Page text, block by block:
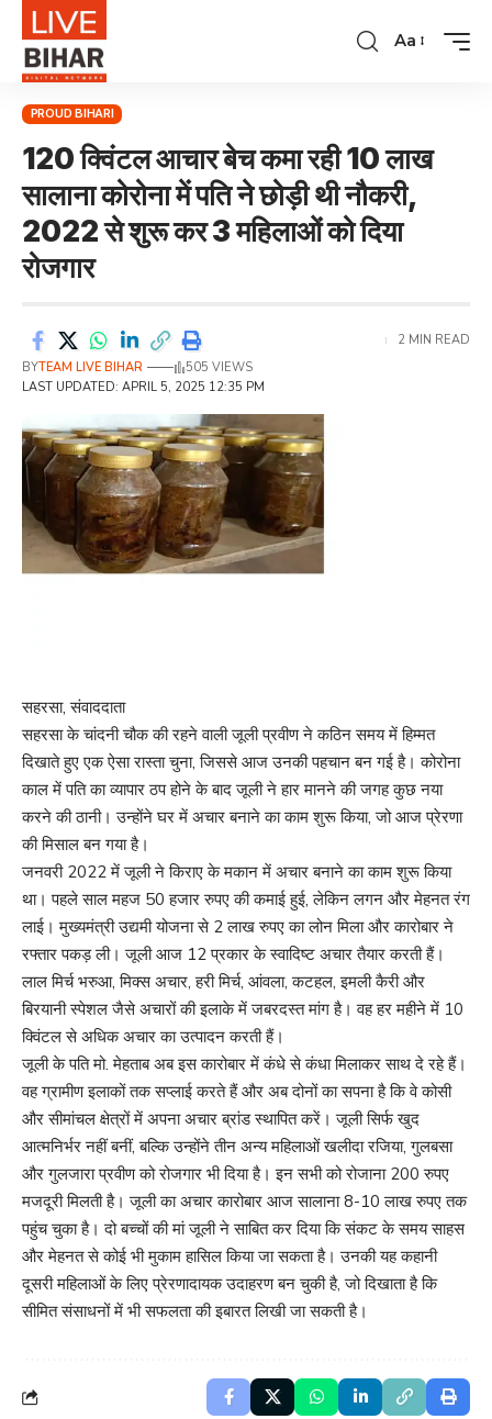
Aa
PROUD BIHARI
120 क्विंटल आचार बेच कमा रही 10 लाख
सालाना कोरोना में पति ने छोड़ी थी नौकरी,
2022 से शुरू कर 3 महिलाओं को दिया
रोजगार
LAST UPDATED: APRIL 5, 2025 12:35 PM
BYTEAM LIVE BIHAR 505 VIEWS
2 MIN READ
सहरसा, संवाददाता
सहरसा के चांदनी चौक की रहने वाली जूली प्रवीण ने कठिन समय में हिम्मत
दिखाते हुए एक ऐसा रास्ता चुना, जिससे आज उनकी पहचान बन गई है। कोरोना
काल में पति का व्यापार ठप होने के बाद जूली ने हार मानने की जगह कुछ नया
करने की ठानी। उन्होंने घर में अचार बनाने का काम शुरू किया, जो आज प्रेरणा
की मिसाल बन गया है।
जनवरी 2022 में जूली ने किराए के मकान में अचार बनाने का काम शुरू किया
था। पहले साल महज 50 हजार रुपए की कमाई हुई, लेकिन लगन और मेहनत रंग
लाई। मुख्यमंत्री उद्यमी योजना से 2 लाख रुपए का लोन मिला और कारोबार ने
रफ्तार पकड़ ली। जूली आज 12 प्रकार के स्वादिष्ट अचार तैयार करती हैं।
लाल मिर्च भरुआ, मिक्स अचार, हरी मिर्च, आंवला, कटहल, इमली कैरी और
बिरयानी स्पेशल जैसे अचारों की इलाके में जबरदस्त मांग है। वह हर महीने में 10
क्विंटल से अधिक अचार का उत्पादन करती हैं।
जूली के पति मो. मेहताब अब इस कारोबार में कंधे से कंधा मिलाकर साथ दे रहे हैं।
वह ग्रामीण इलाकों तक सप्लाई करते हैं और अब दोनों का सपना है कि वे कोसी
और सीमांचल क्षेत्रों में अपना अचार ब्रांड स्थापित करें। जूली सिर्फ खुद
आत्मनिर्भर नहीं बनीं, बल्कि उन्होंने तीन अन्य महिलाओं खलीदा रजिया, गुलबसा
और गुलजारा प्रवीण को रोजगार भी दिया है। इन सभी को रोजाना 200 रुपए
मजदूरी मिलती है। जूली का अचार कारोबार आज सालाना 8-10 लाख रुपए तक
पहुंच चुका है। दो बच्चों की मां जूली ने साबित कर दिया कि संकट के समय साहस
और मेहनत से कोई भी मुकाम हासिल किया जा सकता है। उनकी यह कहानी
दूसरी महिलाओं के लिए प्रेरणादायक उदाहरण बन चुकी है, जो दिखाता है कि
सीमित संसाधनों में भी सफलता की इबारत लिखी जा सकती है।